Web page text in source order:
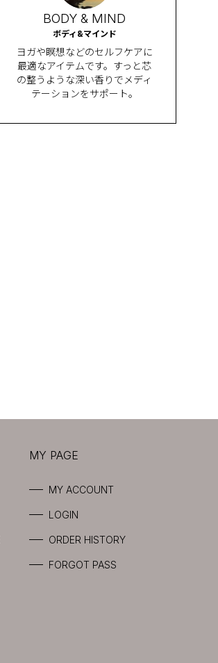
BODY & MIND
ボディ&マインド
ヨガや瞑想などのセルフケアに
最適なアイテムです。すっと芯
の整うような深い香りでメディ
テーションをサポート。
MY PAGE
MY ACCOUNT
LOGIN
ORDER HISTORY
FORGOT PASS